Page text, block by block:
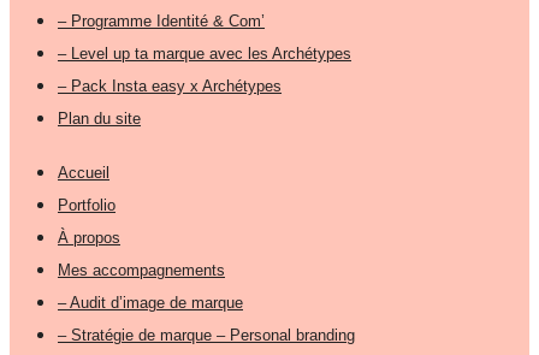
– Programme Identité & Com’
– Level up ta marque avec les Archétypes
– Pack Insta easy x Archétypes
Plan du site
Accueil
Portfolio
À propos
Mes accompagnements
– Audit d’image de marque
– Stratégie de marque – Personal branding